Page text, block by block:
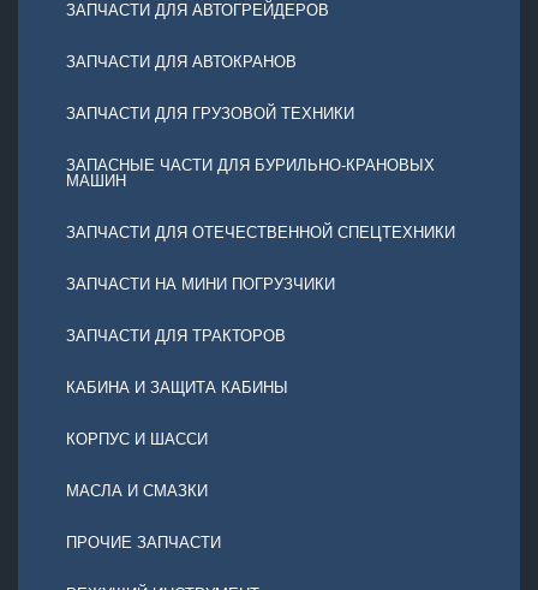
ЗАПЧАСТИ ДЛЯ АВТОГРЕЙДЕРОВ
ЗАПЧАСТИ ДЛЯ АВТОКРАНОВ
ЗАПЧАСТИ ДЛЯ ГРУЗОВОЙ ТЕХНИКИ
ЗАПАСНЫЕ ЧАСТИ ДЛЯ БУРИЛЬНО-КРАНОВЫХ
МАШИН
ЗАПЧАСТИ ДЛЯ ОТЕЧЕСТВЕННОЙ СПЕЦТЕХНИКИ
ЗАПЧАСТИ НА МИНИ ПОГРУЗЧИКИ
ЗАПЧАСТИ ДЛЯ ТРАКТОРОВ
КАБИНА И ЗАЩИТА КАБИНЫ
КОРПУС И ШАССИ
МАСЛА И СМАЗКИ
ПРОЧИЕ ЗАПЧАСТИ